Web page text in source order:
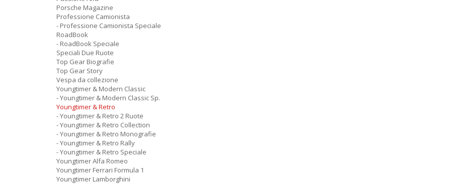
Porsche Magazine
Professione Camionista
- Professione Camionista Speciale
RoadBook
- RoadBook Speciale
Speciali Due Ruote
Top Gear Biografie
Top Gear Story
Vespa da collezione
Youngtimer & Modern Classic
- Youngtimer & Modern Classic Sp.
Youngtimer & Retro
- Youngtimer & Retro 2 Ruote
- Youngtimer & Retro Collection
- Youngtimer & Retro Monografie
- Youngtimer & Retro Rally
- Youngtimer & Retro Speciale
Youngtimer Alfa Romeo
Youngtimer Ferrari Formula 1
Youngtimer Lamborghini